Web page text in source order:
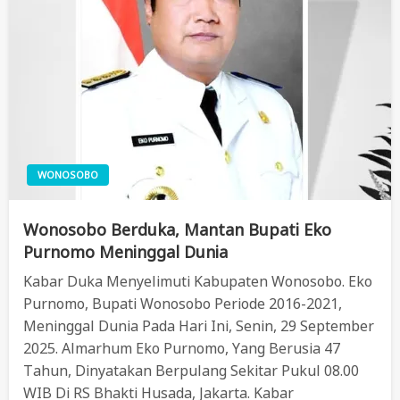
WONOSOBO
Wonosobo Berduka, Mantan Bupati Eko
Purnomo Meninggal Dunia
Kabar Duka Menyelimuti Kabupaten Wonosobo. Eko
Purnomo, Bupati Wonosobo Periode 2016-2021,
Meninggal Dunia Pada Hari Ini, Senin, 29 September
2025. Almarhum Eko Purnomo, Yang Berusia 47
Tahun, Dinyatakan Berpulang Sekitar Pukul 08.00
WIB Di RS Bhakti Husada, Jakarta. Kabar